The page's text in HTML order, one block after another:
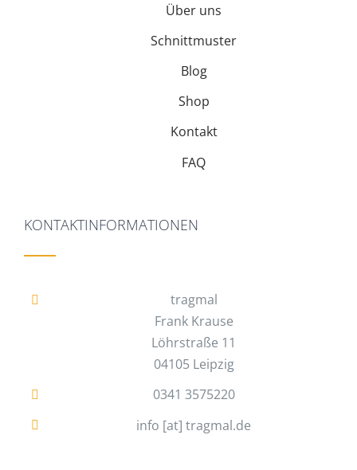
Über uns
Schnittmuster
Blog
Shop
Kontakt
FAQ
KONTAKTINFORMATIONEN
tragmal
Frank Krause
Löhrstraße 11
04105 Leipzig
0341 3575220
info [at] tragmal.de